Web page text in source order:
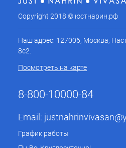
Copyright 2018 © юстнарин.рф
Наш адрес: 127006, Москва,
8с2.
Посмотреть на карте
8-800-10000-84
Email:
График работы